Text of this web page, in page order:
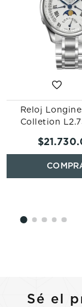
Reloj
Colletion
$21.730.
Sé el